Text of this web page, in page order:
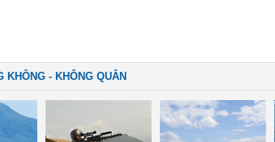
KHÔNG - KHÔNG QUÂN